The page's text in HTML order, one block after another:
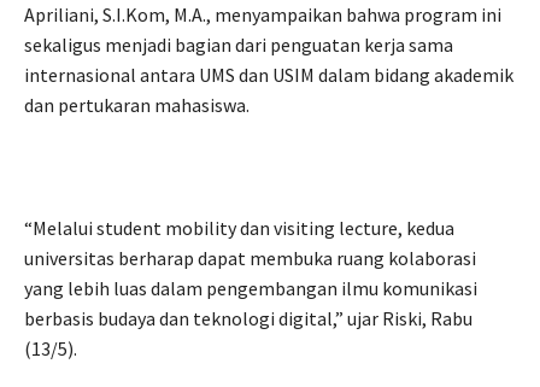
Apriliani, S.I.Kom, M.A., menyampaikan bahwa program ini
sekaligus menjadi bagian dari penguatan kerja sama
internasional antara UMS dan USIM dalam bidang akademik
dan pertukaran mahasiswa.
“Melalui student mobility dan visiting lecture, kedua
universitas berharap dapat membuka ruang kolaborasi
yang lebih luas dalam pengembangan ilmu komunikasi
berbasis budaya dan teknologi digital,” ujar Riski, Rabu
(13/5).